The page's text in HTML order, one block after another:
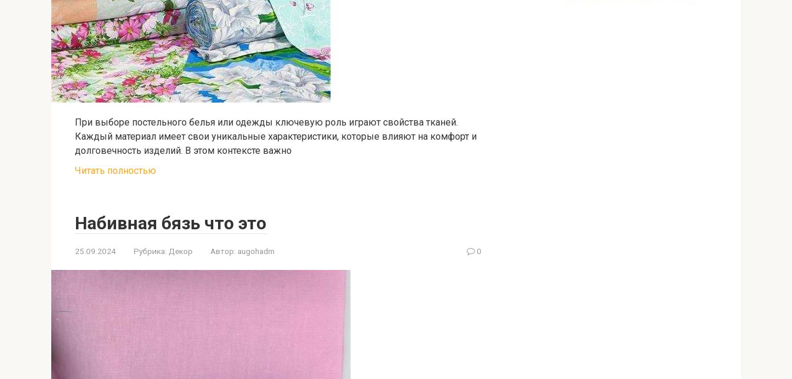
При выборе постельного белья или одежды ключевую роль играют свойства тканей.
Каждый материал имеет свои уникальные характеристики, которые влияют на комфорт и
долговечность изделий. В этом контексте важно
Читать полностью
Набивная бязь что это
25.09.2024 Рубрика: Декор Автор: augohadm 0